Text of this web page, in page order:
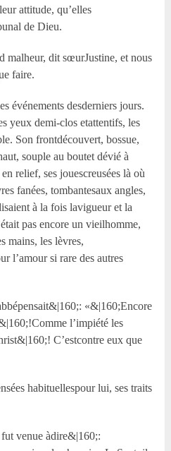
attitude, qu’elles
de Dieu.
malheur, dit sœurJustine, et nous
faire.
événements desderniers jours.
yeux demi-clos etattentifs, les
Son frontdécouvert, bossue,
souple au boutet dévié à
relief, ses jouescreusées là où
fanées, tombantesaux angles,
à la fois lavigueur et la
pas encore un vieilhomme,
mains, les lèvres,
l’amour si rare des autres
«&|160;Encore
l’impiété les
C’estcontre eux que
habituellespour lui, ses traits
venue àdire&|160;: